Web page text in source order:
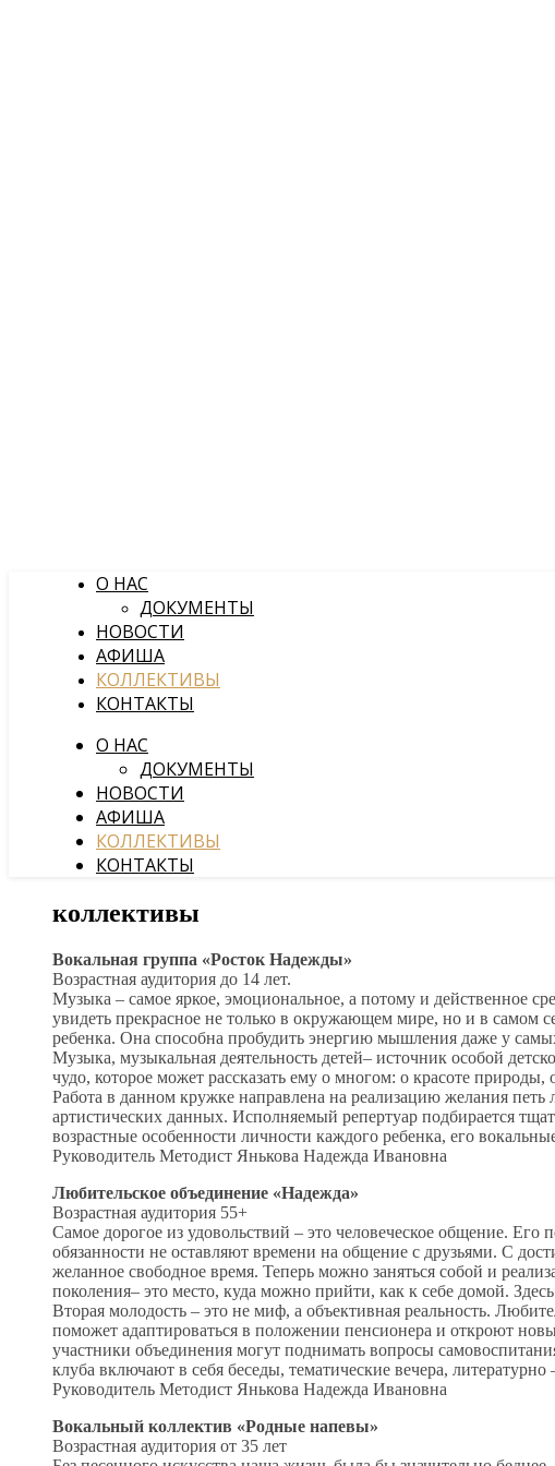
О НАС
ДОКУМЕНТЫ
НОВОСТИ
АФИША
КОЛЛЕКТИВЫ
КОНТАКТЫ
О НАС
ДОКУМЕНТЫ
НОВОСТИ
АФИША
КОЛЛЕКТИВЫ
КОНТАКТЫ
коллективы
Вокальная группа «Росток Надежды»
Возрастная аудитория до 14 лет.
Музыка – самое яркое, эмоциональное, а потому и действенное
увидеть прекрасное не только в окружающем мире, но и в самом
ребенка. Она способна пробудить энергию мышления даже у
Музыка, музыкальная деятельность детей– источник особой
чудо, которое может рассказать ему о многом: о красоте
Работа в данном кружке направлена на реализацию желания
артистических данных. Исполняемый репертуар подбирается
возрастные особенности личности каждого ребенка, его
Руководитель Методист Янькова Надежда Ивановна
Любительское объединение «Надежда»
Возрастная аудитория 55+
Самое дорогое из удовольствий – это человеческое общение. Его
обязанности не оставляют времени на общение с друзьями. С
желанное свободное время. Теперь можно заняться собой и
поколения– это место, куда можно прийти, как к себе домой.
Вторая молодость – это не миф, а объективная реальность.
поможет адаптироваться в положении пенсионера и откроют
участники объединения могут поднимать вопросы
клуба включают в себя беседы, тематические вечера,
Руководитель Методист Янькова Надежда Ивановна
Вокальный коллектив «Родные напевы»
Возрастная аудитория от 35 лет